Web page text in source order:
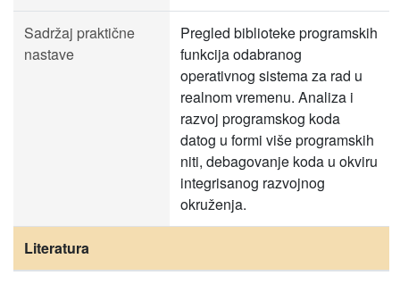
Sadržaj praktične
nastave
Pregled biblioteke programskih
funkcija odabranog
operativnog sistema za rad u
realnom vremenu. Analiza i
razvoj programskog koda
datog u formi više programskih
niti, debagovanje koda u okviru
integrisanog razvojnog
okruženja.
Literatura